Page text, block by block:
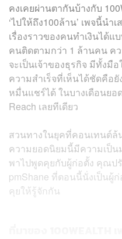
คงเคยผ่านตากันบ้างกับ
‘ไปให้ถึง100ล้าน’ เพจนี้นำ
เรื่องราวของคนทำเงินได้แ
คนติดตามกว่า 1 ล้านคน
จะเป็นเจ้าของธุรกิจ มีทั้งมื
ความสำเร็จที่เห็นได้ชัดคือ
หมื่นแชร์ได้ ในบางเดือนยอ
Reach เลยทีเดียว
สวนทางในยุคที่คอนเทนต์
ความยอดนิยมนี้มีความเป็น
พาไปพูดคุยกับผู้ก่อตั้ง คุณป
pmShane ที่ตอนนี้นั่งเป็นผู้
คุยให้รู้จักกัน